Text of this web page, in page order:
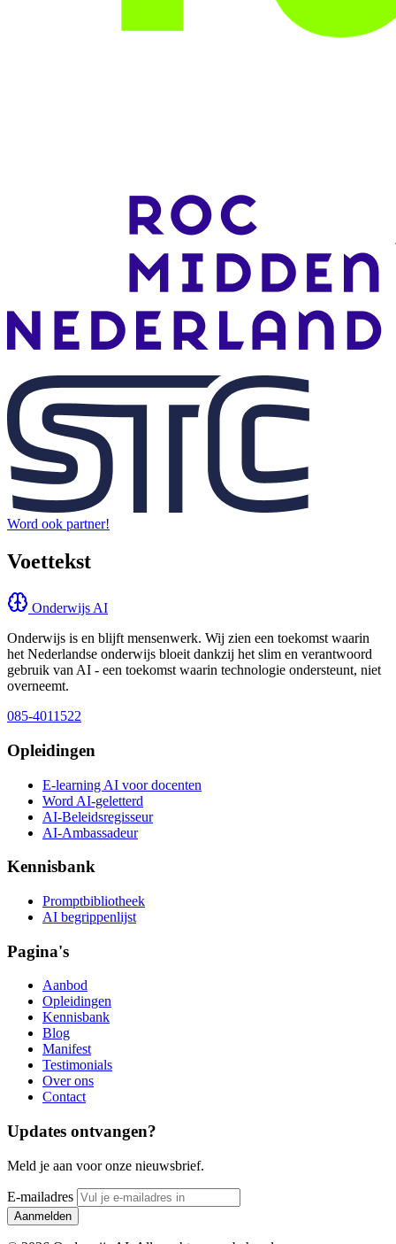
Word ook partner!
Voettekst
Onderwijs AI
Onderwijs is en blijft mensenwerk. Wij zien een toekomst waarin
het Nederlandse onderwijs bloeit dankzij het slim en verantwoord
gebruik van AI - een toekomst waarin technologie ondersteunt, niet
overneemt.
085-4011522
Opleidingen
E-learning AI voor docenten
Word AI-geletterd
AI-Beleidsregisseur
AI-Ambassadeur
Kennisbank
Promptbibliotheek
AI begrippenlijst
Pagina's
Aanbod
Opleidingen
Kennisbank
Blog
Manifest
Testimonials
Over ons
Contact
Updates ontvangen?
Meld je aan voor onze nieuwsbrief.
E-mailadres
Aanmelden